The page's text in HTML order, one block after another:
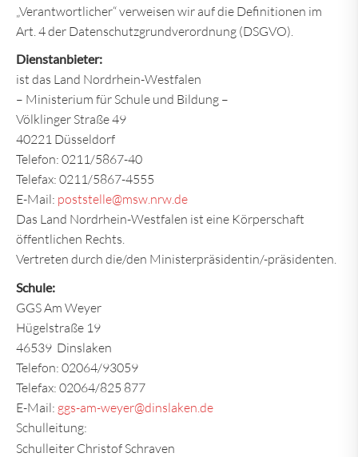
„Verantwortlicher“ verweisen wir auf die Definitionen im
Art. 4 der Datenschutzgrundverordnung (DSGVO).
Dienstanbieter:
ist das Land Nordrhein-Westfalen
– Ministerium für Schule und Bildung –
Völklinger Straße 49
40221 Düsseldorf
Telefon: 0211/5867-40
Telefax: 0211/5867-4555
E-Mail: poststelle@msw.nrw.de
Das Land Nordrhein-Westfalen ist eine Körperschaft
öffentlichen Rechts.
Vertreten durch die/den Ministerpräsidentin/-präsidenten.
Schule:
GGS Am Weyer
Hügelstraße 19
46539 Dinslaken
Telefon: 02064/93059
Telefax: 02064/825 877
E-Mail: ggs-am-weyer@dinslaken.de
Schulleitung:
Schulleiter Christof Schraven